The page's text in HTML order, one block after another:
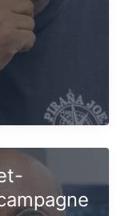
et conflits
?
ne rien